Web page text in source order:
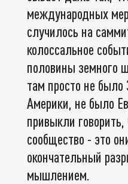
международных
случилось на
колоссальное
половины земного
там просто не
Америки, не было
привыкли
сообщество - это
окончательный
мышлением.